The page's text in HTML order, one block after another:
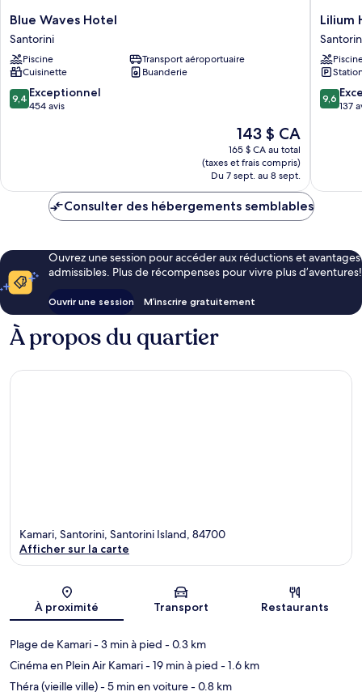
Blue
Waves
Hotel
Santorini
Blue Waves Hotel
Santorini
Piscine
Transport aéroportuaire
Cuisinette
Buanderie
9.4
sur
9,4 Exceptionnel
454 avis
Le
prix
est
de
143 $ CA
143 $ CA
165 $ CA au total
(taxes et frais compris)
Du 7 sept. au 8 sept.
Lilium
Homes
Lilium
9.6
sur
9,6
137
Consulter des hébergements semblables
Ouvrez une session pour accéder aux réductions et avantages
admissibles. Plus de récompenses pour vivre plus d’aventures!
Ouvrir une session M’inscrire gratuitement
À propos du quartier
Carte
Kamari, Santorini, Santorini Island, 84700
Afficher sur la carte
À proximité Transport Restaurants
Plage de Kamari- 3 min à pied - 0.3 km
Cinéma en Plein Air Kamari- 19 min à pied - 1.6 km
Théra (vieille ville)- 5 min en voiture- 0.8 km